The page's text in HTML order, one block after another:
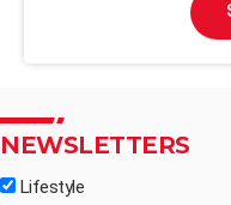
NEWSLETTERS
Lifestyle